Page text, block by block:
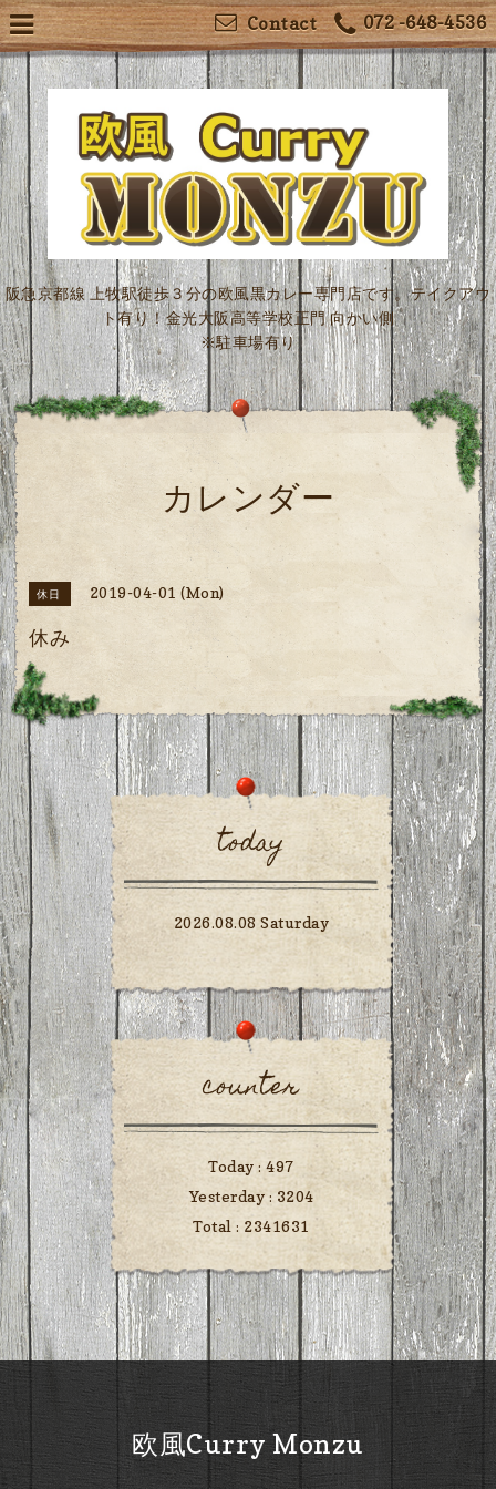
072 -648-4536
Contact
阪急京都線 上牧駅徒歩３分の欧風黒カレー専門店です。テイクアウ
ト有り！金光大阪高等学校正門 向かい側
※駐車場有り
カレンダー
休日 2019-04-01 (Mon)
休み
today
2026.08.08 Saturday
counter
Today :497
Yesterday : 3204
Total : 2341631
欧風Curry Monzu